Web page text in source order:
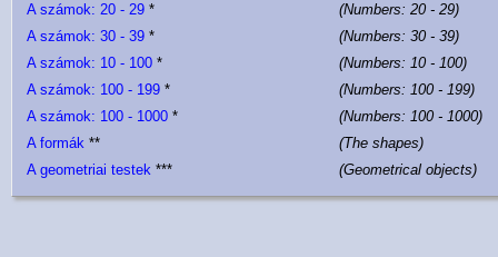
A számok: 20 - 29 *
(Numbers: 20 - 29)
A számok: 30 - 39 *
(Numbers: 30 - 39)
A számok: 10 - 100 *
(Numbers: 10 - 100)
A számok: 100 - 199 *
(Numbers: 100 - 199)
A számok: 100 - 1000 *
(Numbers: 100 - 1000)
A formák **
(The shapes)
A geometriai testek *** (Geometrical objects)